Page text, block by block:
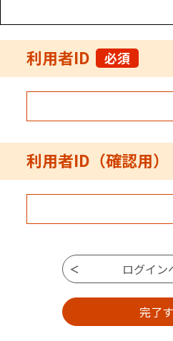
利用者ID 必須
利用者ID（確認用）